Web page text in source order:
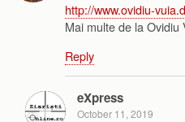
http://www.ovidiu-
Mai multe de la Ovidiu
Reply
eXpress
October 11, 2019